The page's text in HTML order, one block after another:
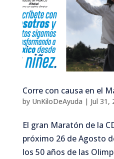
Corre con causa en el
by UnKiloDeAyuda | Jul 31,
El gran Maratón de la
próximo 26 de Agosto
los 50 años de las